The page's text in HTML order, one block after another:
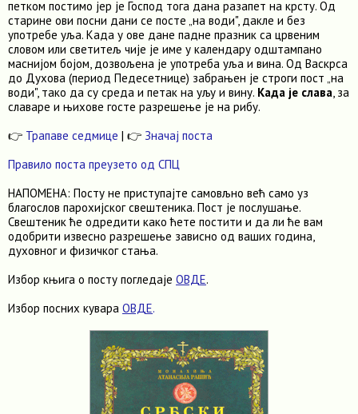
петком постимо јер је Господ тога дана разапет на крсту. Од
старине ови посни дани се посте „на води", дакле и без
употребе уља. Када у ове дане падне празник са црвеним
словом или светитељ чије је име у календару одштампано
маснијом бојом, дозвољена је употреба уља и вина. Од Васкрса
до Духова (период Педесетнице) забрањен је строги пост „на
води", тако да су среда и петак на уљу и вину. Када је слава, за
славаре и њихове госте разрешење је на рибу.
👉 Трапаве седмице | 👉 Значај поста
Правило поста преузето од СПЦ
НАПОМЕНА: Посту не приступајте самовљно већ само уз
благослов парохијског свештеника. Пост је послушање.
Свештеник ће одредити како ћете постити и да ли ће вам
одобрити извесно разрешење зависно од ваших година,
духовног и физичког стања.
Избор књига о посту погледаје ОВДЕ.
Избор посних кувара ОВДЕ.